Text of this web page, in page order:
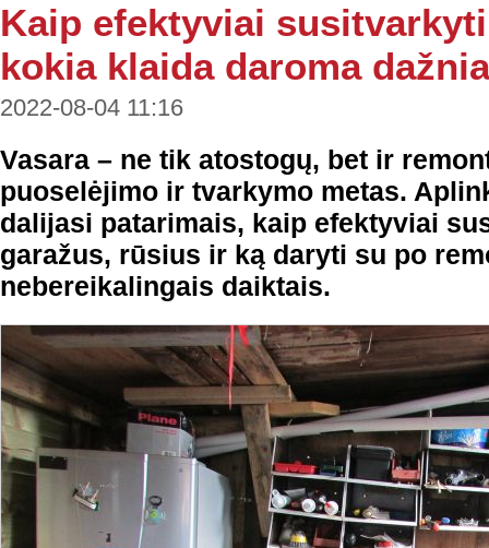
Kaip efektyviai
kokia klaida daroma
2022-08-04 11:16
Vasara – ne tik atostogų, bet ir
puoselėjimo ir tvarkymo metas.
dalijasi patarimais, kaip efektyviai
garažus, rūsius ir ką daryti su po
nebereikalingais daiktais.